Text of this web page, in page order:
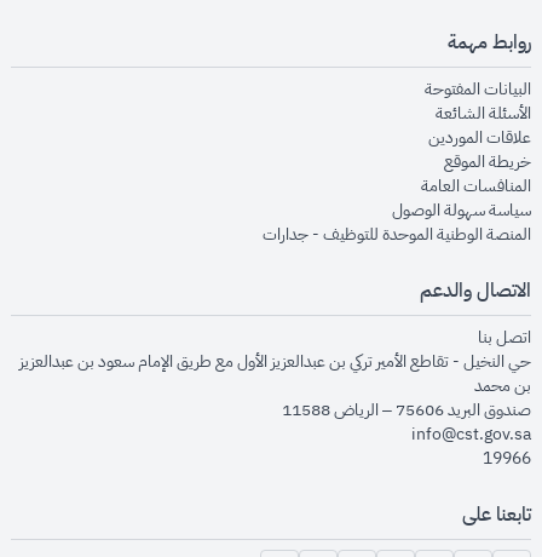
روابط مهمة
البيانات المفتوحةopens in new window
الأسئلة الشائعةopens in new window
علاقات الموردينopens in new window
خريطة الموقعopens in new window
المنافسات العامةopens in new window
سياسة سهولة الوصولopens in new window
المنصة الوطنية الموحدة للتوظيف - جداراتopens in new window
الاتصال والدعم
اتصل بنا
حي النخيل - تقاطع الأمير تركي بن عبدالعزيز الأول مع طريق الإمام سعود بن عبدالعزيز
بن محمد
صندوق البريد 75606 – الرياض 11588
info@cst.gov.sa
19966
تابعنا على